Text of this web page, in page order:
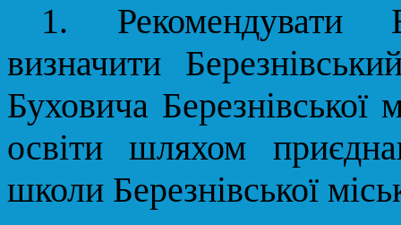
1. Рекомендувати
визначити
Буховича Березнівської
освіти шляхом
школи Березнівської